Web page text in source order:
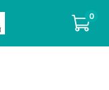
0